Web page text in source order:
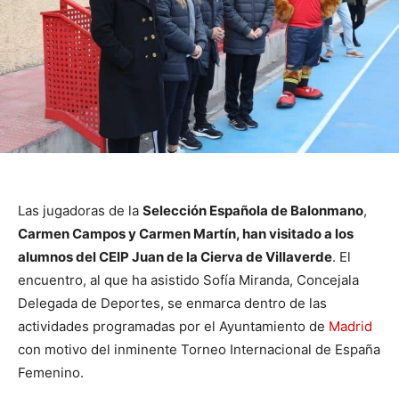
Las jugadoras de la Selección Española de Balonmano,
Carmen Campos y Carmen Martín, han visitado a los
alumnos del CEIP Juan de la Cierva de Villaverde. El
encuentro, al que ha asistido Sofía Miranda, Concejala
Delegada de Deportes, se enmarca dentro de las
actividades programadas por el Ayuntamiento de Madrid
con motivo del inminente Torneo Internacional de España
Femenino.